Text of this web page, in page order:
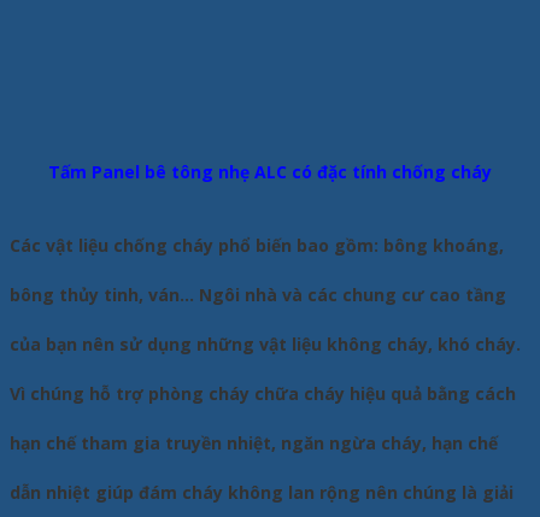
Tấm Panel bê tông nhẹ ALC có đặc tính chống cháy
Các vật liệu chống cháy phổ biến bao gồm: bông khoáng,
bông thủy tinh, ván… Ngôi nhà và các chung cư cao tầng
của bạn nên sử dụng những vật liệu không cháy, khó cháy.
Vì chúng hỗ trợ phòng cháy chữa cháy hiệu quả bằng cách
hạn chế tham gia truyền nhiệt, ngăn ngừa cháy, hạn chế
dẫn nhiệt giúp đám cháy không lan rộng nên chúng là giải